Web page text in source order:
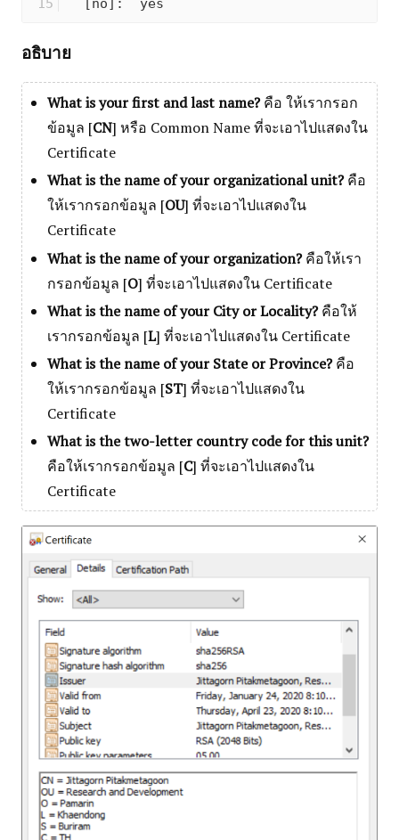
อธิบาย
What is your first and last name?คือ ให้เรากรอก
ข้อมูล [CN] หรือ Common Name ที่จะเอาไปแสดงใน
Certificate
What is the name of your organizational unit?คือ
ให้เรากรอกข้อมูล [OU] ที่จะเอาไปแสดงใน
Certificate
What is the name of your organization?คือให้เรา
กรอกข้อมูล [O] ที่จะเอาไปแสดงใน Certificate
What is the name of your City or Locality?คือให้
เรากรอกข้อมูล [L] ที่จะเอาไปแสดงใน Certificate
What is the name of your State or Province?คือ
ให้เรากรอกข้อมูล [ST] ที่จะเอาไปแสดงใน
Certificate
What is the two-letter country code for this unit?
คือให้เรากรอกข้อมูล [C] ที่จะเอาไปแสดงใน
Certificate